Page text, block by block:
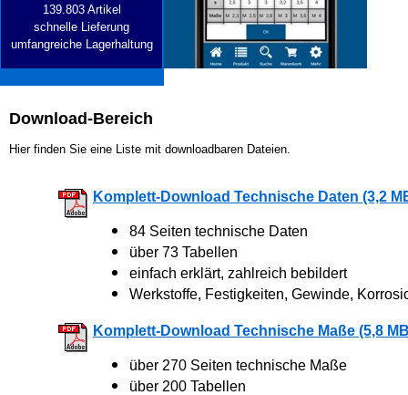
139.803 Artikel
schnelle Lieferung
umfangreiche Lagerhaltung
Download-Bereich
Hier finden Sie eine Liste mit downloadbaren Dateien.
Komplett-Download Technische Daten (3,2
84 Seiten technische Daten
über 73 Tabellen
einfach erklärt, zahlreich bebildert
Werkstoffe, Festigkeiten, Gewinde,
Komplett-Download Technische Maße (5,8
über 270 Seiten technische Maße
über 200 Tabellen